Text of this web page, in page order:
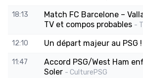
18:13
Match FC Barcelone –
TV et compos probables -
12:10 Un départ majeur au PSG !
11:47
Accord PSG/West Ham
Soler - CulturePSG